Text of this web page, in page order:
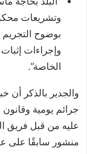
وتشريعات
بوضوح التجريم
وإجراءات
الخاصة”.
والجدير بالذكر أن
جرائم يومية
منشور سابقًا على